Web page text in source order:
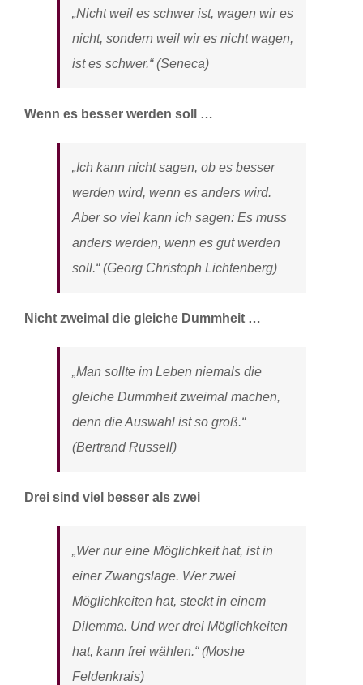
„Nicht weil es schwer ist, wagen wir es
nicht, sondern weil wir es nicht wagen,
ist es schwer.“ (Seneca)
Wenn es besser werden soll …
„Ich kann nicht sagen, ob es besser
werden wird, wenn es anders wird.
Aber so viel kann ich sagen: Es muss
anders werden, wenn es gut werden
soll.“ (Georg Christoph Lichtenberg)
Nicht zweimal die gleiche Dummheit …
„Man sollte im Leben niemals die
gleiche Dummheit zweimal machen,
denn die Auswahl ist so groß.“
(Bertrand Russell)
Drei sind viel besser als zwei
„Wer nur eine Möglichkeit hat, ist in
einer Zwangslage. Wer zwei
Möglichkeiten hat, steckt in einem
Dilemma. Und wer drei Möglichkeiten
hat, kann frei wählen.“ (Moshe
Feldenkrais)